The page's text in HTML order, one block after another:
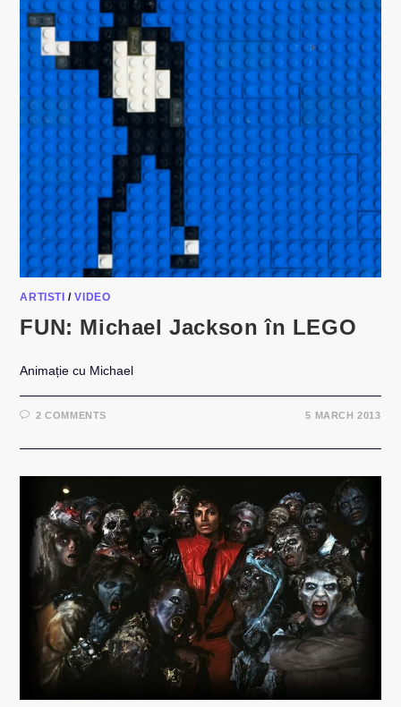
ARTISTI /VIDEO
FUN: Michael Jackson în LEGO
Animație cu Michael
2 COMMENTS 5 MARCH 2013